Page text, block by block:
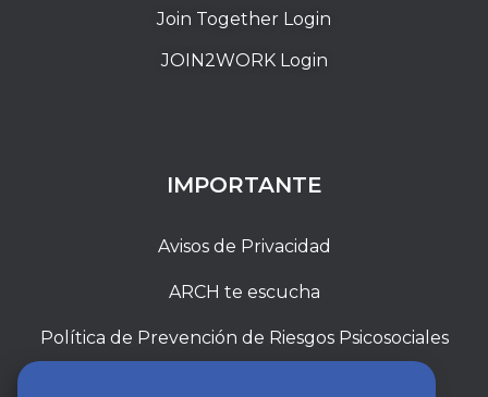
Join Together Login
JOIN2WORK Login
IMPORTANTE
Avisos de Privacidad
ARCH te escucha
Política de Prevención de Riesgos Psicosociales